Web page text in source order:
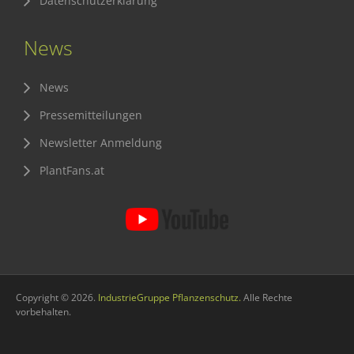
News
News
Pressemitteilungen
Newsletter Anmeldung
PlantFans.at
Copyright © 2026. IndustrieGruppe Pflanzenschutz. Alle Rechte
vorbehalten.